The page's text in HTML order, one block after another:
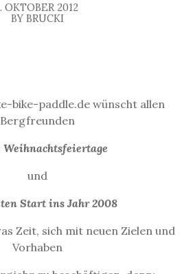
OKTOBER 2012
BY BRUCKI
bike-paddle.de wünscht allen
Bergfreunden
Weihnachtsfeiertage
und
Start ins Jahr 2008
Zeit, sich mit neuen Zielen und
Vorhaben